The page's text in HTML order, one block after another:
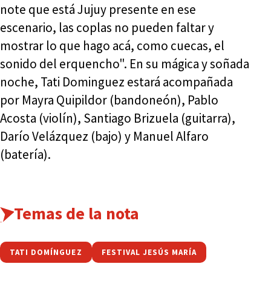
note que está Jujuy presente en ese
escenario, las coplas no pueden faltar y
mostrar lo que hago acá, como cuecas, el
sonido del erquencho". En su mágica y soñada
noche, Tati Dominguez estará acompañada
por Mayra Quipildor (bandoneón), Pablo
Acosta (violín), Santiago Brizuela (guitarra),
Darío Velázquez (bajo) y Manuel Alfaro
(batería).
Temas de la nota
TATI DOMÍNGUEZ FESTIVAL JESÚS MARÍA